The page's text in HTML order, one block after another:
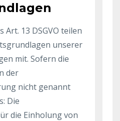
Art. 13 DSGVO teilen
unserer
mit. Sofern die
der
nicht genannt
Die
die Einholung von